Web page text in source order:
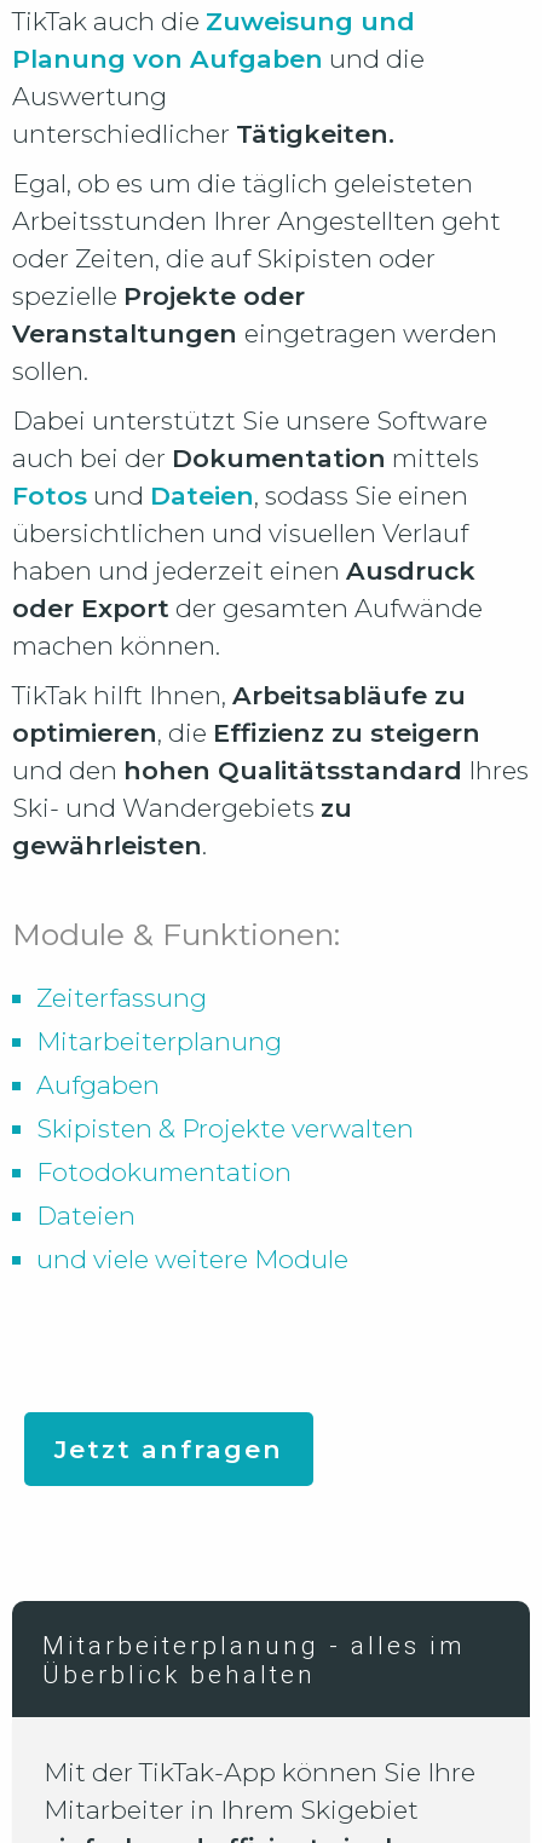
TikTak auch die Zuweisung und
Planung von Aufgaben und die
Auswertung
unterschiedlicher Tätigkeiten.
Egal, ob es um die täglich geleisteten
Arbeitsstunden Ihrer Angestellten geht
oder Zeiten, die auf Skipisten oder
spezielle Projekte oder
Veranstaltungen eingetragen werden
sollen.
Dabei unterstützt Sie unsere Software
auch bei der Dokumentation mittels
Fotos und Dateien, sodass Sie einen
übersichtlichen und visuellen Verlauf
haben und jederzeit einen Ausdruck
oder Export der gesamten Aufwände
machen können.
TikTak hilft Ihnen, Arbeitsabläufe zu
optimieren, die Effizienz zu steigern
und den hohen Qualitätsstandard Ihres
Ski- und Wandergebiets zu
gewährleisten.
Module & Funktionen:
Zeiterfassung
Mitarbeiterplanung
Aufgaben
Skipisten & Projekte verwalten
Fotodokumentation
Dateien
und viele weitere Module
Jetzt anfragen
Mitarbeiterplanung - alles im
Überblick behalten
Mit der TikTak-App können Sie Ihre
Mitarbeiter in Ihrem Skigebiet